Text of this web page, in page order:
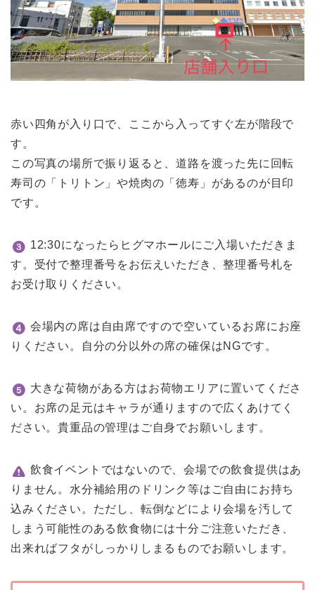
赤い四角が入り口で、ここから入ってすぐ左が階段で
す。
この写真の場所で振り返ると、道路を渡った先に回転
寿司の「トリトン」や焼肉の「徳寿」があるのが目印
です。
12:30になったらヒグマホールにご入場いただきま
す。受付で整理番号をお伝えいただき、整理番号札を
お受け取りください。
会場内の席は自由席ですので空いているお席にお座
りください。自分の分以外の席の確保はNGです。
大きな荷物がある方はお荷物エリアに置いてくださ
い。お席の足元はキャラが通りますので広くあけてく
ださい。貴重品の管理はご自身でお願いします。
飲食イベントではないので、会場での飲食提供はあ
りません。水分補給用のドリンク等はご自由にお持ち
込みください。ただし、転倒などにより会場を汚して
しまう可能性のある飲食物には十分ご注意いただき、
出来ればフタがしっかりしまるものでお願いします。